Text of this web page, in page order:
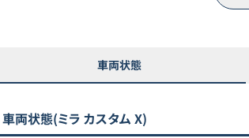
車両状態
車両状態(ミラ カスタム X)